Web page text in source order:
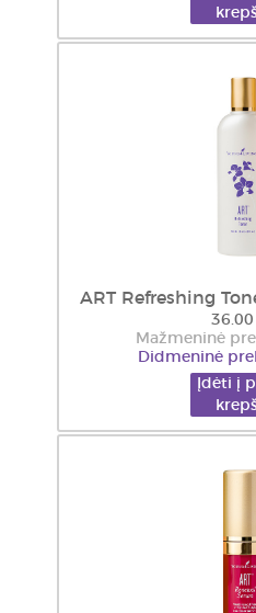
ART Refreshing
36.00
Mažmeninė
Didmeninė
Įdėti į